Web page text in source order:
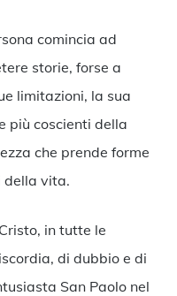
comincia ad
storie, forse a
limitazioni, la sua
più coscienti della
che prende forme
della vita.
in tutte le
di dubbio e di
San Paolo nel